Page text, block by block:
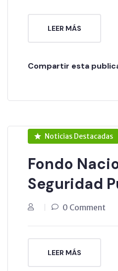
LEER MÁS
Compartir esta
Noticias Destacadas
Fondo
Seguridad
0 Comment
LEER MÁS